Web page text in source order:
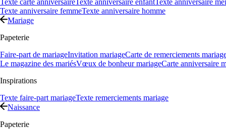
Texte carte anniversaireTexte anniversaire enfantTexte anniversaire
Texte anniversaire femmeTexte anniversaire homme
Mariage
Papeterie
Faire-part de mariageInvitation mariageCarte de remerciements
Le magazine des mariésVœux de bonheur mariageCarte anniversaire
Inspirations
Texte faire-part mariageTexte remerciements mariage
Naissance
Papeterie